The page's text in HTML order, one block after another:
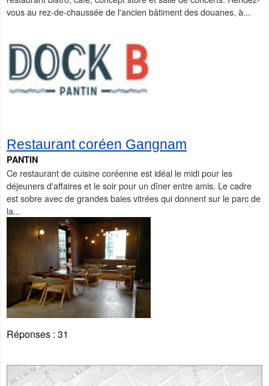
vous au rez-de-chaussée de l'ancien bâtiment des douanes, à...
Restaurant coréen Gangnam
PANTIN
Ce restaurant de cuisine coréenne est idéal le midi pour les
déjeuners d'affaires et le soir pour un dîner entre amis. Le cadre
est sobre avec de grandes baies vitrées qui donnent sur le parc de
la...
Réponses : 31